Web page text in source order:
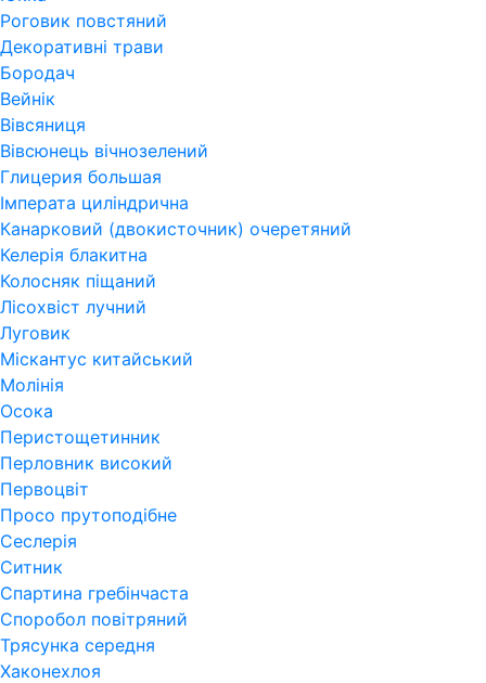
Роговик повстяний
Декоративні трави
Бородач
Вейнік
Вівсяниця
Вівсюнець вічнозелений
Глицерия большая
Імперата циліндрична
Канарковий (двокисточник) очеретяний
Келерія блакитна
Колосняк піщаний
Лісохвіст лучний
Луговик
Міскантус китайський
Молінія
Осока
Перистощетинник
Перловник високий
Первоцвіт
Просо прутоподібне
Сеслерія
Ситник
Спартина гребінчаста
Споробол повітряний
Трясунка середня
Хаконехлоя